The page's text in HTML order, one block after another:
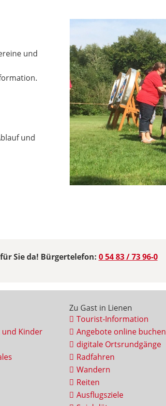
und
und
Sie da! Bürgertelefon: 0 54 83 / 73 96-0
und Kinder
Zu Gast in Lienen
Tourist-Information
Angebote online buchen
digitale Ortsrundgänge
Radfahren
Wandern
Reiten
Ausflugsziele